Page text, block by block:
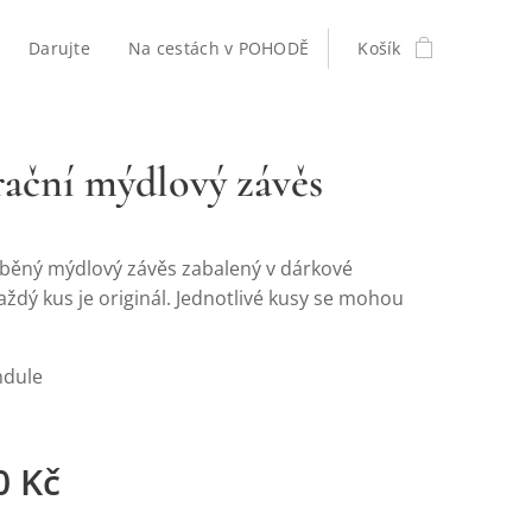
Darujte Na cestách v POHODĚ Košík
mýdlový závěs
mýdlový závěs zabalený v dárkové
kus je originál. Jednotlivé kusy se mohou
Kč